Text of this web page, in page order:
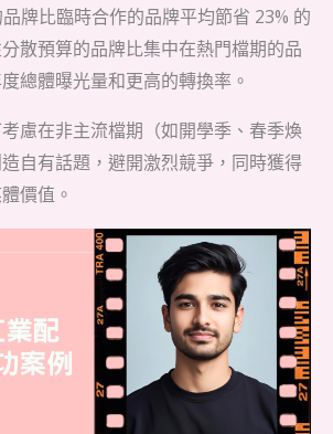
牌比臨時合作的品牌平均節省 23% 的
散預算的品牌比集中在熱門檔期的品
總體曝光量和更高的轉換率。
慮在非主流檔期（如開學季、春季煥
自有話題，避開激烈競爭，同時獲得
價值。